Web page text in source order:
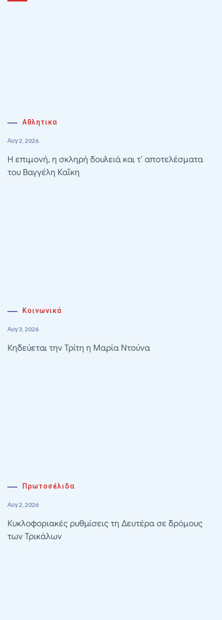
Αθλητικα
Αυγ 2, 2026
Η επιμονή, η σκληρή δουλειά και τ’ αποτελέσματα
του Βαγγέλη Καΐκη
Κοινωνικά
Αυγ 3, 2026
Κηδεύεται την Τρίτη η Μαρία Ντούνα
Πρωτοσέλιδα
Αυγ 2, 2026
Κυκλοφοριακές ρυθμίσεις τη Δευτέρα σε δρόμους
των Τρικάλων